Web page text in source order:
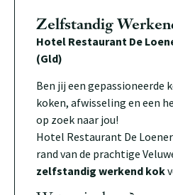
Zelfstandig
Hotel Restaurant De
(Gld)
Ben jij een gepassioneerde
koken, afwisseling en een
op zoek naar jou!
Hotel Restaurant De
rand van de prachtige
zelfstandig werkend kok